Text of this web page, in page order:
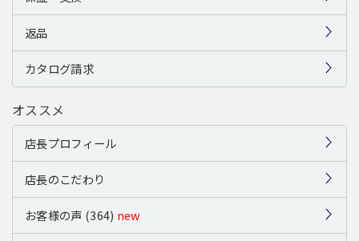
返品
カタログ請求
オススメ
店長プロフィール
店長のこだわり
お客様の声 (364) new